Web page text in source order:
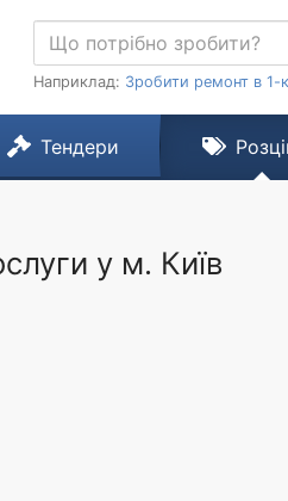
Наприклад: Зробити ремонт в 1-к
Тендери
у м. Київ